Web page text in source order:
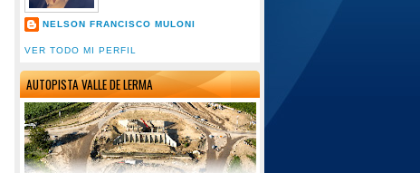
NELSON FRANCISCO MULONI
VER TODO MI PERFIL
AUTOPISTA VALLE DE LERMA